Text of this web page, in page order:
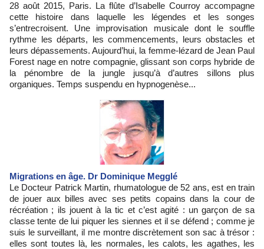
28 août 2015, Paris. La flûte d’Isabelle Courroy accompagne
cette histoire dans laquelle les légendes et les songes
s’entrecroisent. Une improvisation musicale dont le souffle
rythme les départs, les commencements, leurs obstacles et
leurs dépassements. Aujourd’hui, la femme-lézard de Jean Paul
Forest nage en notre compagnie, glissant son corps hybride de
la pénombre de la jungle jusqu’à d’autres sillons plus
organiques. Temps suspendu en hypnogenèse...
Migrations en âge. Dr Dominique Megglé
Le Docteur Patrick Martin, rhumatologue de 52 ans, est en train
de jouer aux billes avec ses petits copains dans la cour de
récréation ; ils jouent à la tic et c’est agité : un garçon de sa
classe tente de lui piquer les siennes et il se défend ; comme je
suis le surveillant, il me montre discrètement son sac à trésor :
elles sont toutes là, les normales, les calots, les agathes, les